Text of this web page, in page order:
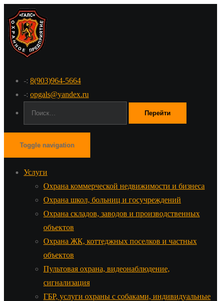
-: 8(903)964-5664
-: opgals@yandex.ru
Toggle navigation
Услуги
Охрана коммерческой недвижимости и бизнеса
Охрана школ, больниц и госучреждений
Охрана складов, заводов и производственных
объектов
Охрана ЖК, коттеджных поселков и частных
объектов
Пультовая охрана, видеонаблюдение,
сигнализация
ГБР, услуги охраны с собаками, индивидуальные